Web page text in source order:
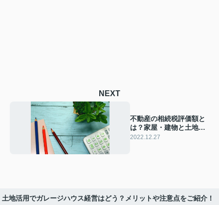
NEXT
不動産の相続税評価額と
は？家屋・建物と土地の
評価額の計算方法
2022.12.27
土地活用でガレージハウス経営はどう？メリットや注意点をご紹介！